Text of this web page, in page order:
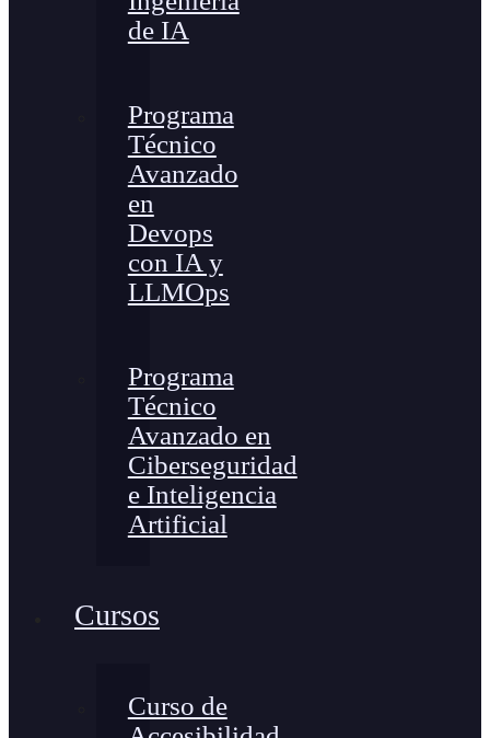
de IA
Programa
Técnico
Avanzado
en
Devops
con IA y
LLMOps
Programa
Técnico
Avanzado en
Ciberseguridad
e Inteligencia
Artificial
Cursos
Curso de